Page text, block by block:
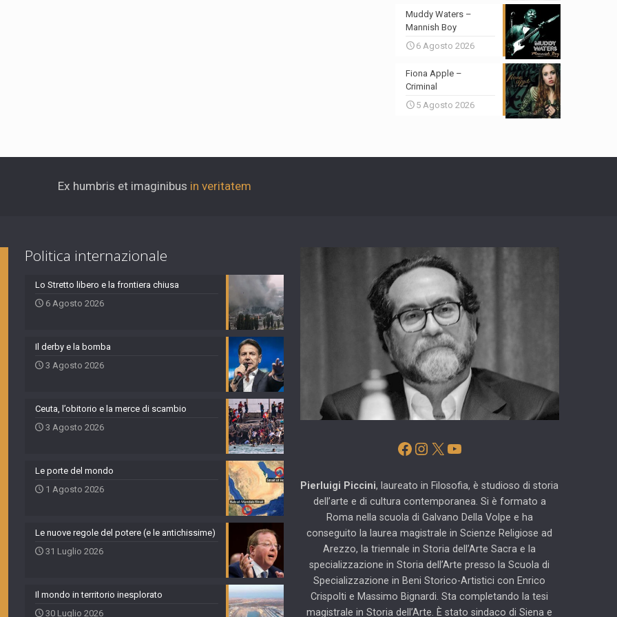
Muddy Waters –
Mannish Boy
6 Agosto 2026
Fiona Apple –
Criminal
5 Agosto 2026
Ex humbris et imaginibus in veritatem
Politica internazionale
Lo Stretto libero e la frontiera chiusa
6 Agosto 2026
Il derby e la bomba
3 Agosto 2026
Ceuta, l’obitorio e la merce di scambio
3 Agosto 2026
Le porte del mondo
1 Agosto 2026
Le nuove regole del potere (e le antichissime)
31 Luglio 2026
Il mondo in territorio inesplorato
30 Luglio 2026
Facebook
Instagram
X YouTube
Pierluigi Piccini, laureato in Filosofia, è studioso di storia
dell’arte e di cultura contemporanea. Si è formato a
Roma nella scuola di Galvano Della Volpe e ha
conseguito la laurea magistrale in Scienze Religiose ad
Arezzo, la triennale in Storia dell’Arte Sacra e la
specializzazione in Storia dell’Arte presso la Scuola di
Specializzazione in Beni Storico-Artistici con Enrico
Crispolti e Massimo Bignardi. Sta completando la tesi
magistrale in Storia dell’Arte. È stato sindaco di Siena e